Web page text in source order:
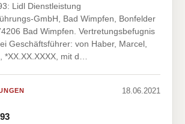
Lidl Dienstleistung
GmbH, Bad Wimpfen, Bonfelder
Bad Wimpfen. Vertretungsbefugnis
Geschäftsführer: von Haber, Marcel,
*XX.XX.XXXX, mit d…
18.06.2021